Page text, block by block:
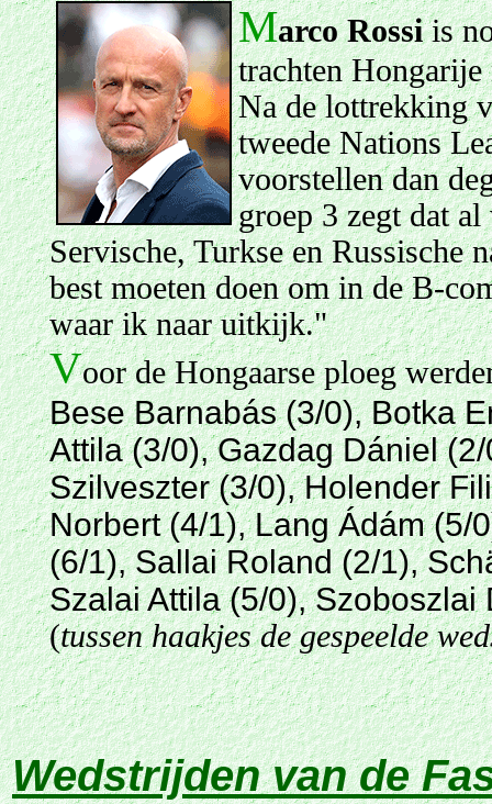
Marco Rossiis
trachten Hongarije
Na de lottrekking
tweede Nations
voorstellen dan
groep 3 zegt dat
Servische, Turkse en Russische
best moeten doen om in de B-
waar ik naar uitkijk."
Voor de Hongaarse ploeg
Bese Barnabás (3/0), Botka
Attila (3/0), Gazdag Dániel
Szilveszter (3/0), Holender
Norbert (4/1), Lang Ádám (5/
(6/1), Sallai Roland (2/1),
Szalai Attila (5/0),
(tussen haakjes de gespeelde
Wedstrijden van de